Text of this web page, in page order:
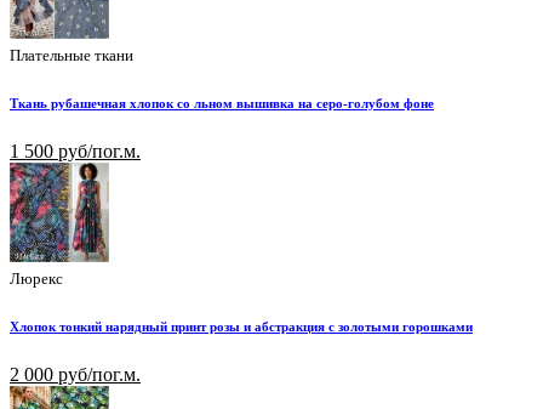
Плательные ткани
Ткань рубашечная хлопок со льном вышивка на серо-голубом фоне
1 500 руб/пог.м.
Люрекс
Хлопок тонкий нарядный принт розы и абстракция с золотыми горошками
2 000 руб/пог.м.